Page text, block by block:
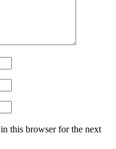
this browser for the next